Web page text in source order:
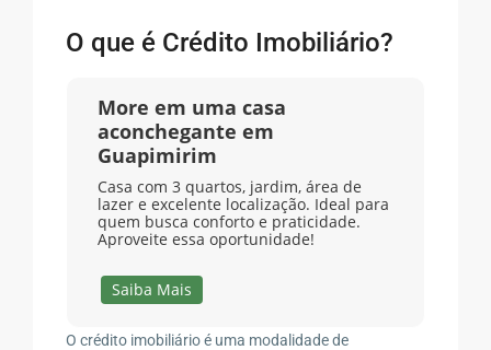
O que é Crédito Imobiliário?
More em uma casa
aconchegante em
Guapimirim
Casa com 3 quartos, jardim, área de
lazer e excelente localização. Ideal para
quem busca conforto e praticidade.
Aproveite essa oportunidade!
Saiba Mais
O crédito imobiliário é uma modalidade de